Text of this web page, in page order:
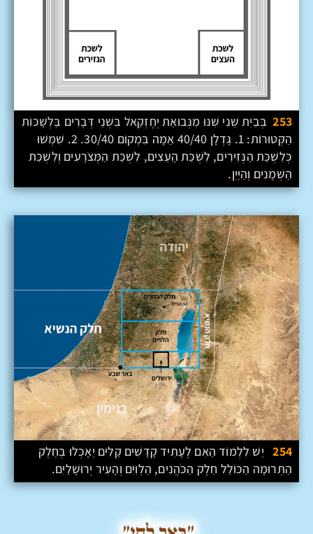
253בְּבַיִת שֵׁנִי שִׁנּוּ מִנְּבוּאַת יְחֶזְקֵאל בִּשְׁנֵי דְּבָרִים בַּלְּשָׁכוֹת
הַקְּטוּרוֹת: 1. גָּדְלָן 40/40 אַמָּה בִּמְקוֹם 30/40. 2. שִׁמְּשׁוּ
כְּלִשְׁכַּת הַנְּזִירִים, לִשְׁכַּת הָעֵצִים, לִשְׁכַּת הַמְּצֹרָעִים וְלִשְׁכַּת
הַשְּׁמָנִים וְהַיַּיִן.
254יֵשׁ לִלְמוֹד הַאִם לֶעָתִיד קָדָשִׁים קַלִּים יֵאָכְלוּ בְּחֵלֶק
הַתְּרוּמָה הַכּוֹלֵל חֵלֶק הַכֹּהֲנִים, הַלְוִיִּם וְהָעִיר יְרוּשָׁלַיִם.